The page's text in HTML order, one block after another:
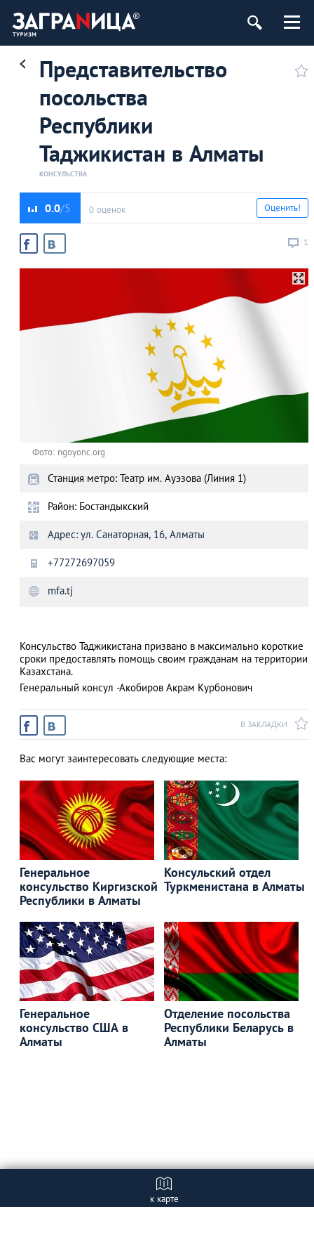
АЗАД
Представительство
посольства
Республики
Таджикистан в Алматы
КОНСУЛЬСТВА
0.0 0 оценок
1
Оценить!
Фото: ngoyonc.org
Станция метро: Театр им. Ауэзова (Линия 1)
Район: Бостандыкский
Адрес: ул. Санаторная, 16, Алматы
+77272697059
mfa.tj
Консульство Таджикистана призвано в максимально короткие
сроки предоставлять помощь своим гражданам на территории
Казахстана.
Генеральный консул -Акобиров Акрам Курбонович
В ЗАКЛАДКИ
Вас могут заинтересовать следующие места:
Генеральное
консульство Киргизской
Республики в Алматы
Консульский отдел
Туркменистана в Алматы
Генеральное
консульство США в
Алматы
Отделение посольства
Республики Беларусь в
Алматы
к карте